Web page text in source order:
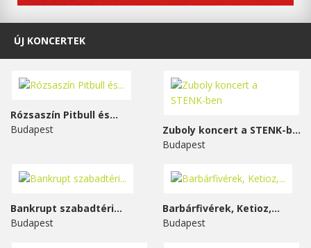
ÚJ KONCERTEK
Rózsaszín Pitbull és...
Budapest
Zuboly koncert a STENK-ben
Budapest
Bankrupt szabadtéri...
Budapest
Barbárfivérek, Ketioz,...
Budapest